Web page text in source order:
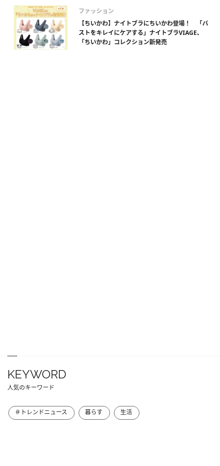
ファッション
【ちいかわ】ナイトブラにちいかわ登場！ 「バ
ストをキレイにケアする」ナイトブラVIAGE、
「ちいかわ」コレクション新発売
KEYWORD
人気のキーワード
＃トレンドニュース 暮らす 生活